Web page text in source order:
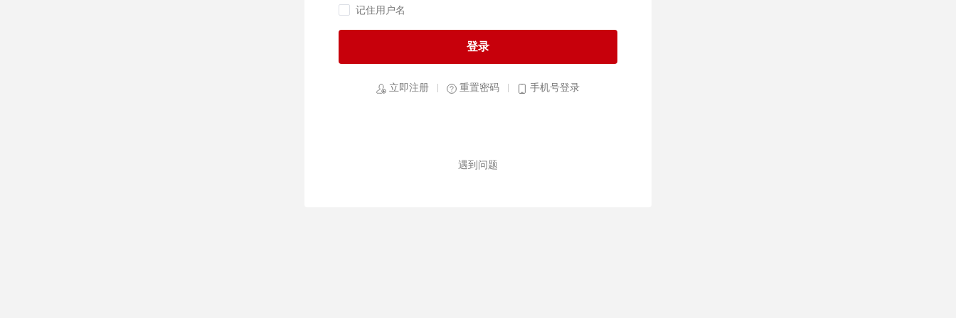
记住用户名
登录
立即注册 重置密码 手机号登录
遇到问题